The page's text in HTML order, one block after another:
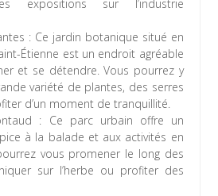
expositions sur l’industrie
: Ce jardin botanique situé en
Étienne est un endroit agréable
et se détendre. Vous pourrez y
variété de plantes, des serres
d’un moment de tranquillité.
: Ce parc urbain offre un
à la balade et aux activités en
vous promener le long des
sur l’herbe ou profiter des